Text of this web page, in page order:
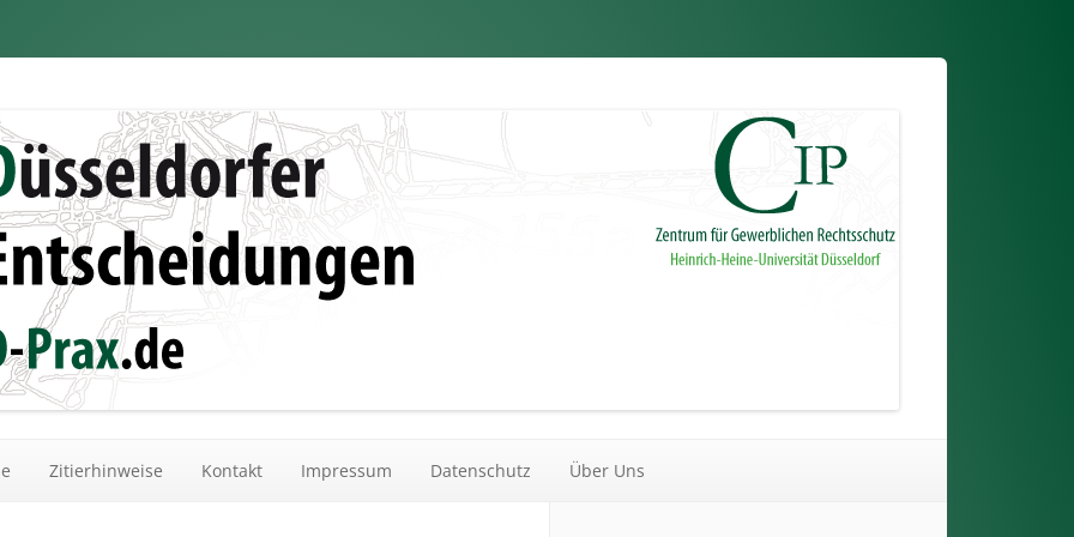
Zitierhinweise Kontakt Impressum Datenschutz Über Uns